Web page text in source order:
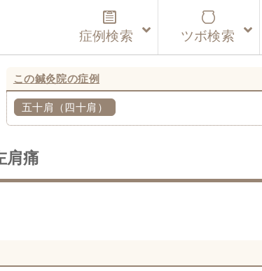
症例検索 ツボ検索
この鍼灸院の症例
五十肩（四十肩）
肩痛